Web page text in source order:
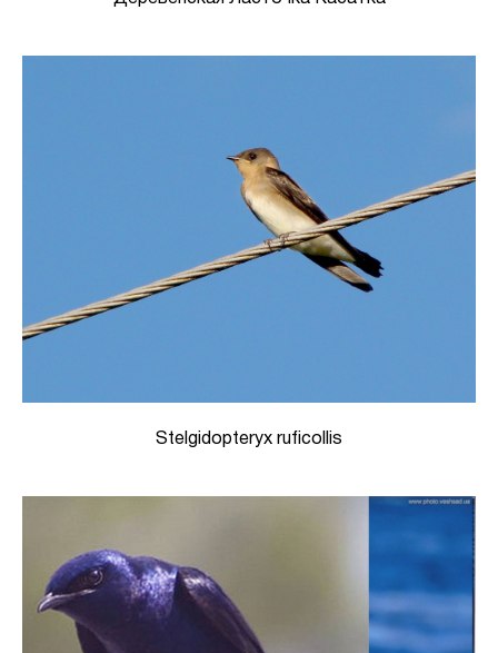
Stelgidopteryx ruficollis